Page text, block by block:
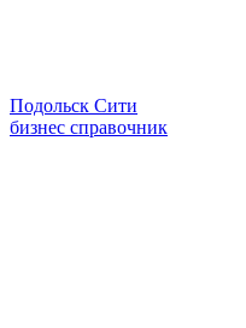
Подольск Сити
бизнес справочник